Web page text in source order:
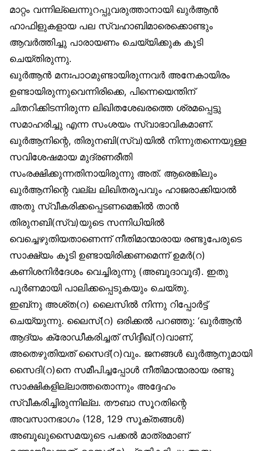
മാറ്റം വന്നില്ലെന്നുറപ്പുവരുത്താനായി ഖുർആൻ
ഹാഫിളുകളായ പല സ്വഹാബിമാരെക്കൊണ്ടും
ആവർത്തിച്ചു പാരായണം ചെയ്യിക്കുക കൂടി
ചെയ്തിരുന്നു.
ഖുർആൻ മനഃപാഠമുണ്ടായിരുന്നവർ അനേകായിരം
ഉണ്ടായിരുന്നുവെന്നിരിക്കെ, പിന്നെയെന്തിന്
ചിതറിക്കിടന്നിരുന്ന ലിഖിതശേഖരത്തെ ശ്രമപ്പെട്ടു
സമാഹരിച്ചു എന്ന സംശയം സ്വാഭാവികമാണ്.
ഖുർആനിന്റെ, തിരുനബി(സ്വ)യിൽ നിന്നുതന്നെയുള്ള
സവിശേഷമായ മുദ്രണരീതി
സംരക്ഷിക്കുന്നതിനായിരുന്നു അത്. ആരെങ്കിലും
ഖുർആനിന്റെ വല്ല ലിഖിതരൂപവും ഹാജരാക്കിയാൽ
അതു സ്വീകരിക്കപ്പെടണമെങ്കിൽ താൻ
തിരുനബി(സ്വ)യുടെ സന്നിധിയിൽ
വെച്ചെഴുതിയതാണെന്ന് നീതിമാന്മാരായ രണ്ടുപേരുടെ
സാക്ഷ്യം കൂടി ഉണ്ടായിരിക്കണമെന്ന് ഉമർ(റ)
കണിശനിർദേശം വെച്ചിരുന്നു (അബൂദാവൂദ്). ഇതു
പൂർണമായി പാലിക്കപ്പെടുകയും ചെയ്തു.
ഇബ്‌നു അശ്ത(റ) ലൈസിൽ നിന്നു റിപ്പോർട്ട്
ചെയ്യുന്നു. ലൈസ്(റ) ഒരിക്കൽ പറഞ്ഞു: ‘ഖുർആൻ
ആദ്യം ക്രോഡീകരിച്ചത് സിദ്ദീഖ്(റ)വാണ്,
അതെഴുതിയത് സൈദ്(റ)വും. ജനങ്ങൾ ഖുർആനുമായി
സൈദി(റ)നെ സമീപിച്ചപ്പോൾ നീതിമാന്മാരായ രണ്ടു
സാക്ഷികളില്ലാത്തതൊന്നും അദ്ദേഹം
സ്വീകരിച്ചിരുന്നില്ല. തൗബാ സൂറതിന്റെ
അവസാനഭാഗം (128, 129 സൂക്തങ്ങൾ)
അബൂഖുസൈമയുടെ പക്കൽ മാത്രമാണ്